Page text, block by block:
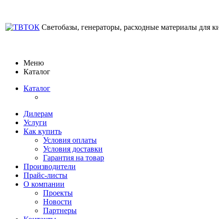
Светобазы, генераторы, расходные материалы для
Меню
Каталог
Каталог
Дилерам
Услуги
Как купить
Условия оплаты
Условия доставки
Гарантия на товар
Производители
Прайс-листы
О компании
Проекты
Новости
Партнеры